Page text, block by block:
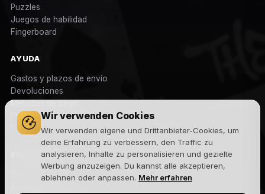
Wir verwenden Cookies
Wir verwenden eigene und Drittanbieter-Cookies, um
deine Erfahrung zu verbessern, den Traffic zu
analysieren, Inhalte zu personalisieren und gezielte
Werbung anzuzeigen. Du kannst alle akzeptieren,
ablehnen oder anpassen. Mehr erfahren
Puzzles
Juegos de habilidad
Fingerboard
AYUDA
Gastos y plazos de envío
Devoluciones
Métodos de pago
Preguntas frecuentes
Contacto
EMPRESA
Sobre nosotros